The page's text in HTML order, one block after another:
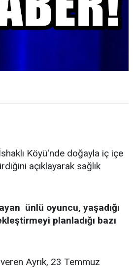
Köyü'nde doğayla iç içe
açıklayarak sağlık
ünlü oyuncu, yaşadığı
planladığı bazı
Ayrık, 23 Temmuz